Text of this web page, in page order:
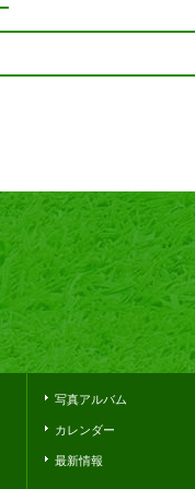
写真アルバム
カレンダー
最新情報